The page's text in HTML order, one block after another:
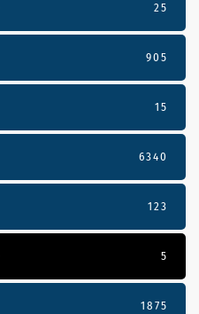
25
905
15
6340
123
5
1875